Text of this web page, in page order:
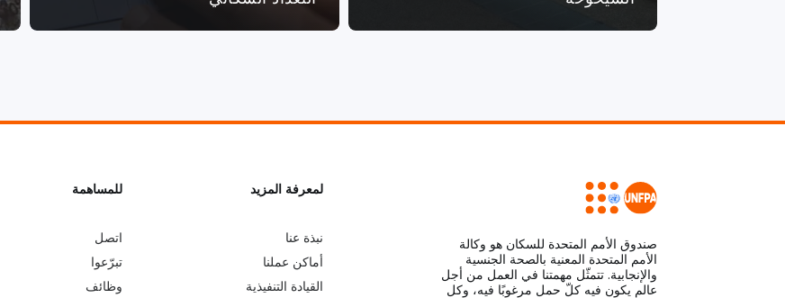
صندوق الأمم المتحدة للسكان هو وكالة
الأمم المتحدة المعنية بالصحة الجنسية
والإنجابية. تتمثّل مهمتنا في العمل من أجل
عالم يكون فيه كلّ حمل مرغوبًا فيه، وكل
L
e
لمعرفة المزيد
نبذة عنا
أماكن عملنا
القيادة التنفيذية
G
o
للمساهمة
اتصل
تبرّعوا
وظائف